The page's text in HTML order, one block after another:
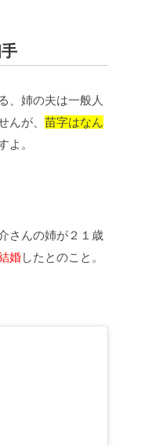
、姉の夫は一般人
んが、 苗字はなん
よ。
さんの姉が２１歳
婚したとのこと。